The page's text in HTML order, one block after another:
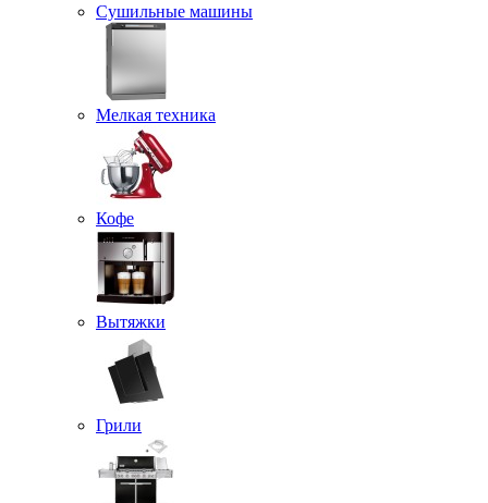
Сушильные машины
Мелкая техника
Кофе
Вытяжки
Грили